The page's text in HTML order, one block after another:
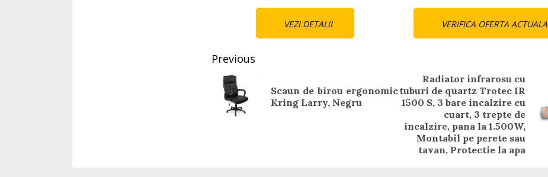
VEZI DETALII VERIFICA OFERTA ACTUALA
Continue
Reading
Previous
Previous
post:
Scaun de birou ergonomic
Kring Larry, Negru
Next
post:
Radiator infrarosu cu
tuburi de quartz Trotec IR
1500 S, 3 bare incalzire cu
cuart, 3 trepte de
incalzire, pana la 1.500W,
Montabil pe perete sau
tavan, Protectie la apa